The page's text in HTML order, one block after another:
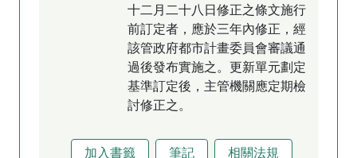
十二月二十八日修正之條文施行
前訂定者，應於三年內修正，經
該管政府都市計畫委員會審議通
過後發布實施之。更新單元劃定
基準訂定後，主管機關應定期檢
討修正之。
加入書籤 筆記 相關法規